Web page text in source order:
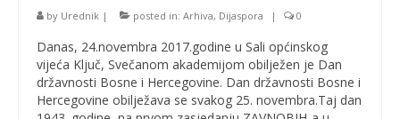
by Urednik | posted in: Arhiva, Dijaspora | 0
Danas, 24.novembra 2017.godine u Sali općinskog
vijeća Ključ, Svečanom akademijom obilježen je Dan
državnosti Bosne i Hercegovine. Dan državnosti Bosne i
Hercegovine obilježava se svakog 25. novembra.Taj dan